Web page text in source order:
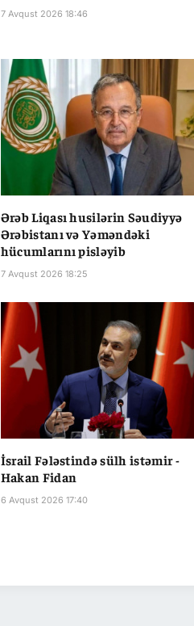
7 Avqust 2026 18:46
Ərəb Liqası husilərin Səudiyyə
Ərəbistanı və Yəməndəki
hücumlarını pisləyib
7 Avqust 2026 18:25
İsrail Fələstində sülh istəmir -
Hakan Fidan
6 Avqust 2026 17:40